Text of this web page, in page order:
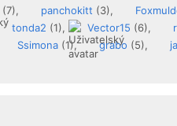
(7), panchokitt (3),
tonda2 (1), Vector15 (6),
Ssimona (1), grabo (5),